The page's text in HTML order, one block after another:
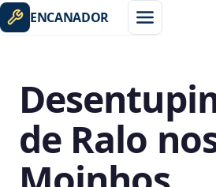
ENCANADOR
de Ralo